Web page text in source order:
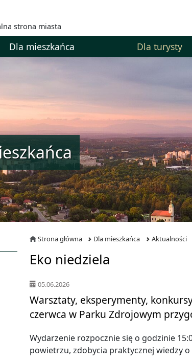
strona miasta
Dla mieszkańca Dla turysty
Strona główna Dla mieszkańca Aktualności
Eko niedziela
05.06.2026
Warsztaty, eksperymenty,
czerwca w Parku Zdrojowym
Wydarzenie rozpocznie się o godzinie
powietrzu, zdobycia praktycznej wiedzy